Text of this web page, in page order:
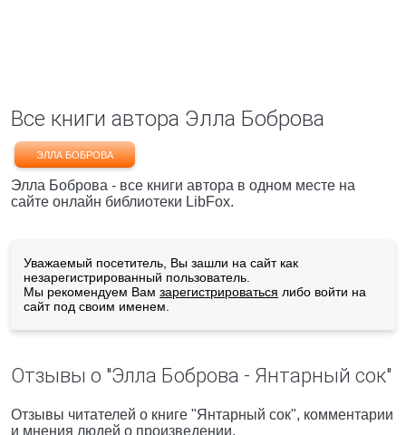
Все книги автора Элла Боброва
ЭЛЛА БОБРОВА
Элла Боброва - все книги автора в одном месте на
сайте онлайн библиотеки LibFox.
Уважаемый посетитель, Вы зашли на сайт как
незарегистрированный пользователь.
Мы рекомендуем Вам зарегистрироваться либо войти на
сайт под своим именем.
Отзывы о "Элла Боброва - Янтарный сок"
Отзывы читателей о книге "Янтарный сок", комментарии
и мнения людей о произведении.